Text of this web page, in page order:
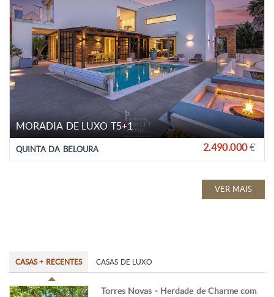
MORADIA DE LUXO T5+1
QUINTA DA BELOURA 2.490.000€
VER MAIS
CASAS + RECENTES CASAS DE LUXO
Torres Novas - Herdade de Charme com